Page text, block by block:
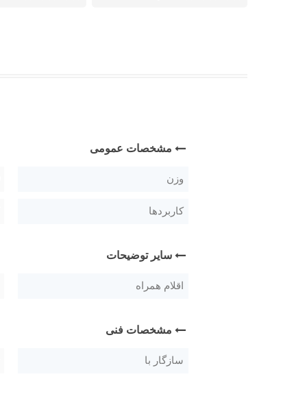
مشخصات عمومی
وزن
کاربردها
سایر توضیحات
اقلام همراه
مشخصات فنی
سازگار با